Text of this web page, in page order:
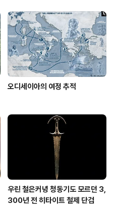
오디세이아의 여정 추적
우린 철은커녕 청동기도 모르던 3,
300년 전 히타이트 철제 단검